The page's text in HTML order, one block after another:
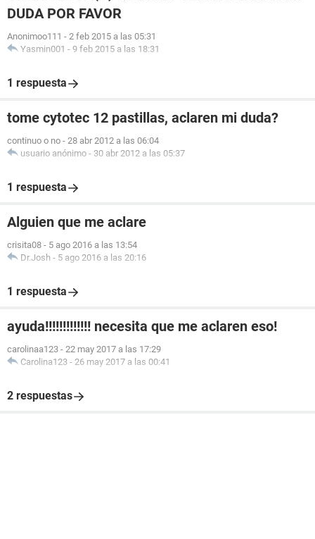
DUDA POR FAVOR
Anonimoo111 - 2 feb 2015 a las 05:31
Yasmin001 - 9 feb 2015 a las 18:31
1 respuesta
tome cytotec 12 pastillas, aclaren mi duda?
continuo o no - 28 abr 2012 a las 06:04
usuario anónimo - 30 abr 2012 a las 05:37
1 respuesta
Alguien que me aclare
crisita08 - 5 ago 2016 a las 13:54
Dr.Josh - 5 ago 2016 a las 20:16
1 respuesta
ayuda!!!!!!!!!!!!! necesita que me aclaren eso!
carolinaa123 - 22 may 2017 a las 17:29
Carolina123 - 26 may 2017 a las 00:41
2 respuestas